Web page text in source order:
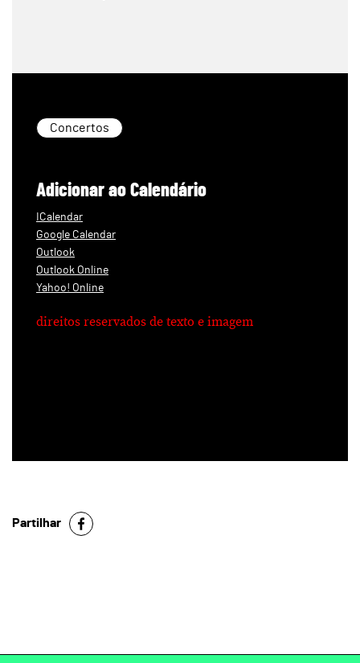
Concertos
Adicionar ao Calendário
ICalendar
Google Calendar
Outlook
Outlook Online
Yahoo! Online
direitos reservados de texto e imagem
Partilhar